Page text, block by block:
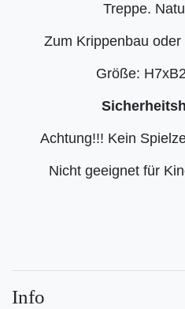
Treppe.
Zum Krippenbau
Größe:
Achtung!!! Kein
Nicht geeignet für
Info